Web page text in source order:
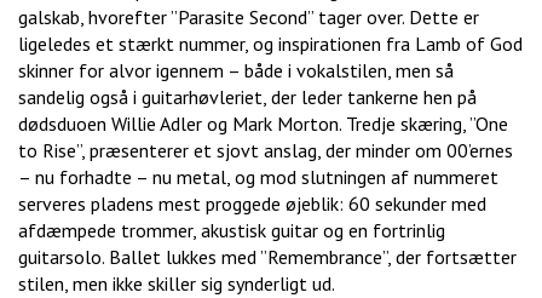
galskab, hvorefter ”Parasite Second” tager over. Dette er
ligeledes et stærkt nummer, og inspirationen fra Lamb of God
skinner for alvor igennem – både i vokalstilen, men så
sandelig også i guitarhøvleriet, der leder tankerne hen på
dødsduoen Willie Adler og Mark Morton. Tredje skæring, ”One
to Rise”, præsenterer et sjovt anslag, der minder om 00’ernes
– nu forhadte – nu metal, og mod slutningen af nummeret
serveres pladens mest proggede øjeblik: 60 sekunder med
afdæmpede trommer, akustisk guitar og en fortrinlig
guitarsolo. Ballet lukkes med ”Remembrance”, der fortsætter
stilen, men ikke skiller sig synderligt ud.